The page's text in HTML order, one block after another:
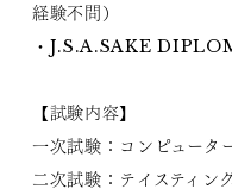
経験不問）
・J.S.A.SAKE
【試験内容】
一次試験：コンピュータ
二次試験：テイスティン